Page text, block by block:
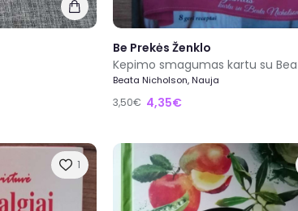
Be Prekės Ženklo
Beata Nicholson, Nauja
3,50€ 4,35€
1